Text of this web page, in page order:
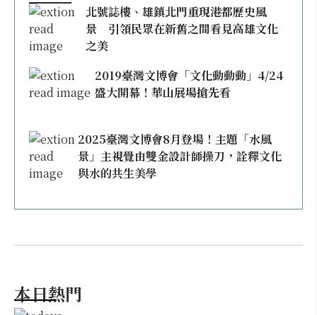
北號誌樓、雄鎮北門重現港都歷史風
景 引領民眾在新舊之間看見高雄文化
之美
2019臺灣文博會「文化動動動」4/24
盛大開幕！華山展場搶先看
2025臺灣文博會8月登場！主題「水風
景」主視覺由雙金設計師操刀，詮釋文化
與水的共生美學
本日熱門